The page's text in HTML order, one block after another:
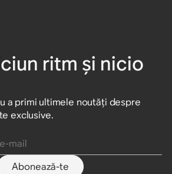
ritm și nicio
a primi ultimele noutăți despre
exclusive.
Abonează-te